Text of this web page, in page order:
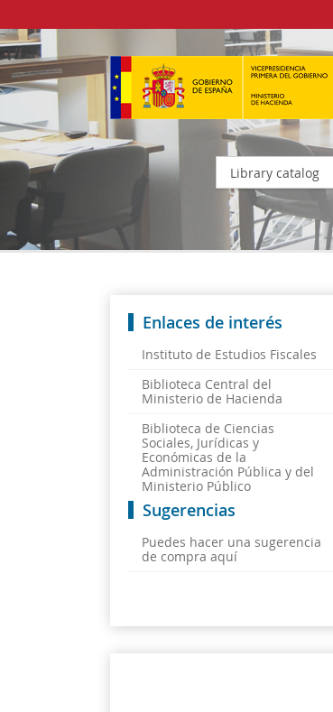
Library catalog
Enlaces de interés
Instituto de Estudios Fiscales
Biblioteca Central del
Ministerio de Hacienda
Biblioteca de Ciencias
Sociales, Jurídicas y
Económicas de la
Administración Pública y del
Ministerio Público
Sugerencias
Puedes hacer una sugerencia
de compra aquí